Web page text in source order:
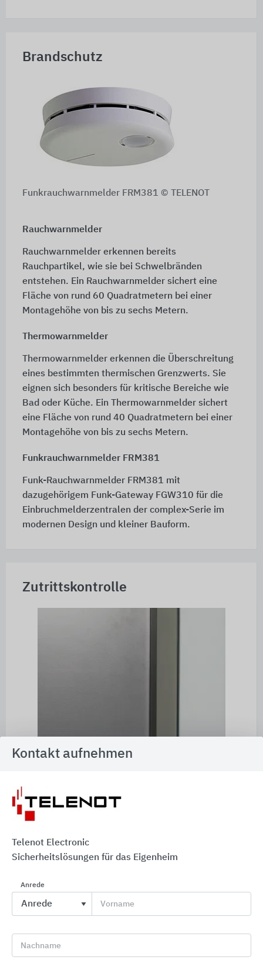
Brandschutz
Funkrauchwarnmelder FRM381 © TELENOT
Rauchwarnmelder
Rauchwarnmelder erkennen bereits
Rauchpartikel, wie sie bei Schwelbränden
entstehen. Ein Rauchwarnmelder sichert eine
Fläche von rund 60 Quadratmetern bei einer
Montagehöhe von bis zu sechs Metern.
Thermowarnmelder
Thermowarnmelder erkennen die Überschreitung
eines bestimmten thermischen Grenzwerts. Sie
eignen sich besonders für kritische Bereiche wie
Bad oder Küche. Ein Thermowarnmelder sichert
eine Fläche von rund 40 Quadratmetern bei einer
Montagehöhe von bis zu sechs Metern.
Funkrauchwarnmelder FRM381
Funk-Rauchwarnmelder FRM381 mit
dazugehörigem Funk-Gateway FGW310 für die
Einbruchmelderzentralen der complex-Serie im
modernen Design und kleiner Bauform.
Zutrittskontrolle
Kontakt aufnehmen
Telenot Electronic
Sicherheitslösungen für das Eigenheim
Anrede
Vorname
Nachname